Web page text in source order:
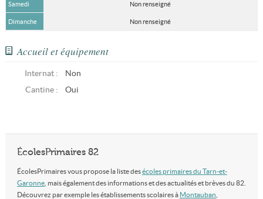
Samedi Non renseigné
Dimanche Non renseigné
Accueil et équipement
Internat :
Non
Cantine :
Oui
ÉcolesPrimaires 82
ÉcolesPrimaires vous propose la liste desécoles primaires du Tarn-et-
Garonne, mais également des informations et des actualités et brèves du 82.
Découvrez par exemple les établissements scolaires à Montauban